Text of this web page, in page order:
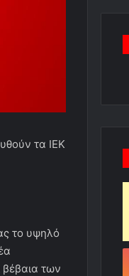
τα ΙΕΚ
το υψηλό
βέβαια των